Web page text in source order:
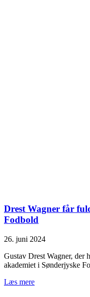
Drest Wagner får
Fodbold
26. juni 2024
Gustav Drest Wagner, der
akademiet i Sønderjyske
Læs mere